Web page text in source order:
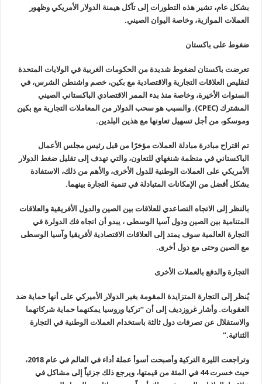
بشكل عام، تشير هذه التطورات إلى تآكل هيمنة الدولار الأمريكي وظهور
العملات الموازية، وخاصة اليوان الصيني.
ضغوط على باكستان
تعرضت باكستان لضغوط شديدة من الحكومات الغربية في الولايات المتحدة
لتقليص العلاقات التجارية والاقتصادية مع بكين، خصم واشنطن الشرس، في
السنوات الأخيرة، وخاصة منذ بدء الممر الاقتصادي الباكستاني الصيني
المشترك (CPEC). والسبب هو سحب الدولار من المعاملات التجارية مع بكين
وموسكو، من أجل تسهيل تعاونها مع هذين البلدين.
تم اقتراح مبادرة مبادلة العملات مؤخرًا من قبل رئيس مجلس الأعمال
الباكستاني في منظمة شنغهاي للتعاون، والتي تهدف إلى تقليل ضغط الدولار
الأمريكي على العملات الوطنية للدول الأخرى، والأهم من ذلك، الاستفادة
بشكل أفضل من الإمكانات المتبادلة في تنمية التجارة بينهما.
بالنظر إلى الاتجاه التصاعدي للعلاقات بين الصين والدول الأفريقية والعلاقات
المتنامية بين الصين ودول آسيا الوسطى ، يبدو أن اتجاه فك الدولرة في
التجارة العالمية سوف يمتد إلى العلاقات الاقتصادية لأفريقيا وآسيا الوسطى
مع الصين وحتى مع دول أخرى.
التجارة والدفع بالعملات الأخرى
يُنظر إلى التجارة المتزايدة المقومة بغير الدولار الأميركي على أنها حماية ضد
العقوبات. وأشار غروزديف إلى أن “تركيا وروسيا يمكنهما حماية شركاتهما
والاستقلال عن تصرفات دول ثالثة باستخدام العملات الوطنية في التجارة
الثنائية“.
وتراجعت الليرة التركية وأصبحت أسوأ عملة أداء في العالم في عام 2018،
حيث خسرت 44 في المئة من قيمتها، ويرجع ذلك جزئياً إلى مشاكل في